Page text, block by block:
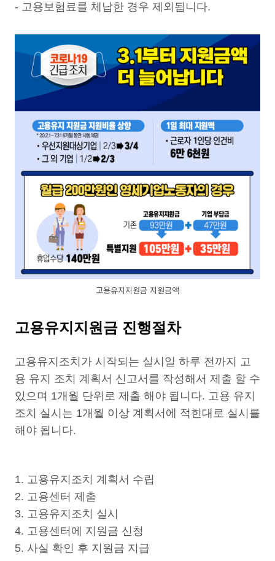
- 고용보험료를 체납한 경우 제외됩니다.
고용유지지원금 지원금액
고용유지지원금 진행절차
고용유지조치가 시작되는 실시일 하루 전까지 고
용 유지 조치 계획서 신고서를 작성해서 제출 할 수
있으며 1개월 단위로 제출 해야 됩니다. 고용 유지
조치 실시는 1개월 이상 계획서에 적힌대로 실시를
해야 됩니다.
1. 고용유지조치 계획서 수립
2. 고용센터 제출
3. 고용유지조치 실시
4. 고용센터에 지원금 신청
5. 사실 확인 후 지원금 지급